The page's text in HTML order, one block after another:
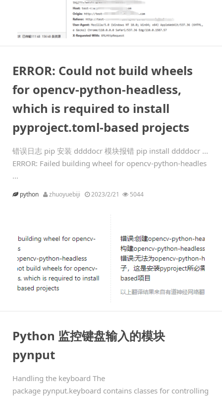
ERROR: Could not build wheels
for opencv-python-headless,
which is required to install
pyproject.toml-based projects
错误日志 pip 安装 ddddocr 模块报错 pip install ddddocr ...
ERROR: Failed building wheel for opencv-python-headles
...
python zhuoyuebiji 2023/2/21 5044
Python 监控键盘输入的模块
pynput
Handling the keyboard The
package pynput.keyboard contains classes for controlling